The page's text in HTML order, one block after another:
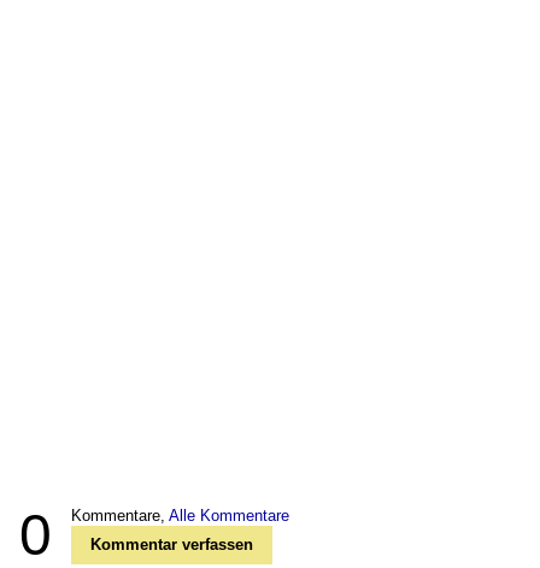
0 Kommentare, Alle Kommentare
Kommentar verfassen